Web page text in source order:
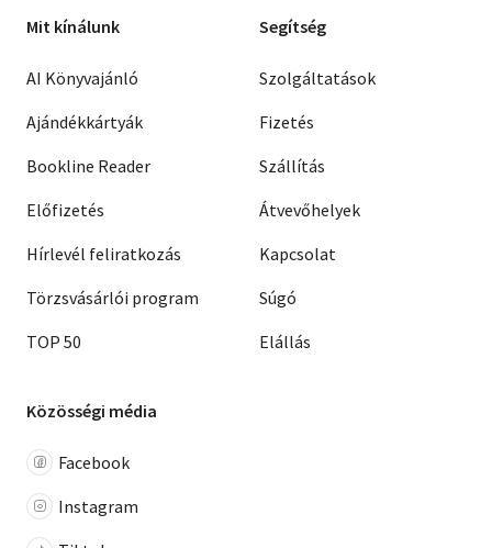
Mit kínálunk
AI Könyvajánló
Ajándékkártyák
Bookline Reader
Előfizetés
Hírlevél feliratkozás
Törzsvásárlói program
TOP 50
Segítség
Szolgáltatások
Fizetés
Szállítás
Átvevőhelyek
Kapcsolat
Súgó
Elállás
Közösségi média
Facebook
Instagram